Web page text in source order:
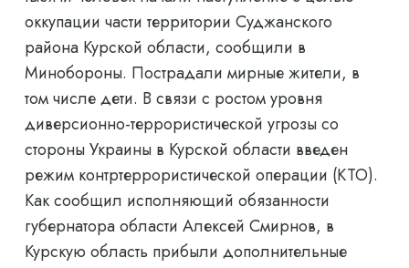
оккупации части территории Суджанского
района Курской области, сообщили в
Минобороны. Пострадали мирные жители, в
том числе дети. В связи с ростом уровня
диверсионно-террористической угрозы со
стороны Украины в Курской области введен
режим контртеррористической операции (КТО).
Как сообщил исполняющий обязанности
губернатора области Алексей Смирнов, в
Курскую область прибыли дополнительные